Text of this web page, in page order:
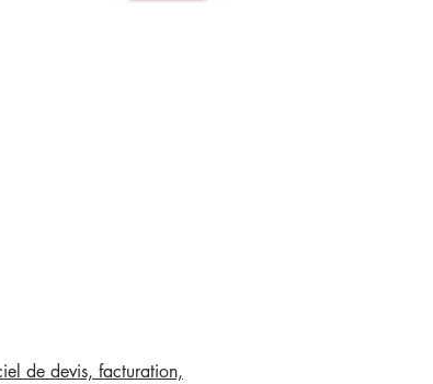
de devis, facturation,